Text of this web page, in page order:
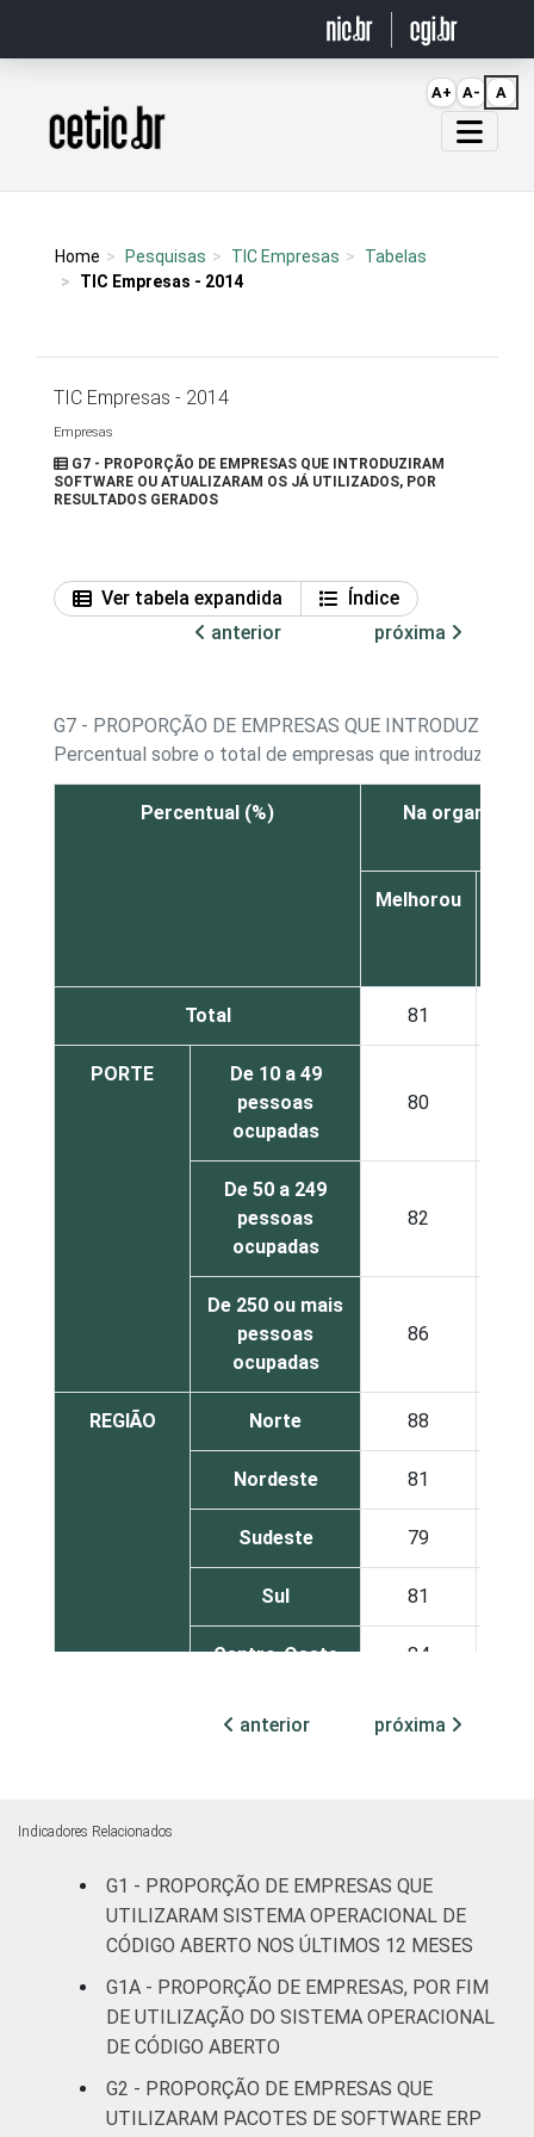
Página inicial
Home Pesquisas TIC Empresas
Tabelas
TIC Empresas - 2014
TIC Empresas - 2014
Empresas
G7 - PROPORÇÃO DE EMPRESAS QUE INTRODUZIRAM
SOFTWARE OU ATUALIZARAM OS JÁ UTILIZADOS, POR
RESULTADOS GERADOS
Ver tabela expandida
Índice
anterior
próxima
G7 - PROPORÇÃO DE EMPRESAS QUE
Percentual sobre o total de empresas que introduziram
Percentual (%) Na
Melhorou
Total 81
PORTE
De 10 a 49
pessoas
ocupadas
80
De 50 a 249
pessoas
ocupadas
82
De 250 ou mais
pessoas
ocupadas
86
REGIÃO Norte 88
Nordeste 81
Sudeste 79
Sul 81
Centro-Oeste 84
Indústria de
82
reparação de
veículos
automotores e
motocicletas
81
Transporte,
armazenagem
e correio
anterior próxima
Indicadores Relacionados
G1 - PROPORÇÃO DE EMPRESAS QUE
UTILIZARAM SISTEMA OPERACIONAL DE
CÓDIGO ABERTO NOS ÚLTIMOS 12 MESES
G1A - PROPORÇÃO DE EMPRESAS, POR FIM
DE UTILIZAÇÃO DO SISTEMA OPERACIONAL
DE CÓDIGO ABERTO
G2 - PROPORÇÃO DE EMPRESAS QUE
UTILIZARAM PACOTES DE SOFTWARE ERP
A+ A- A